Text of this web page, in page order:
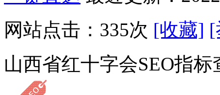
网站点击： 335次 [收藏] [
山西省红十字会SEO指标